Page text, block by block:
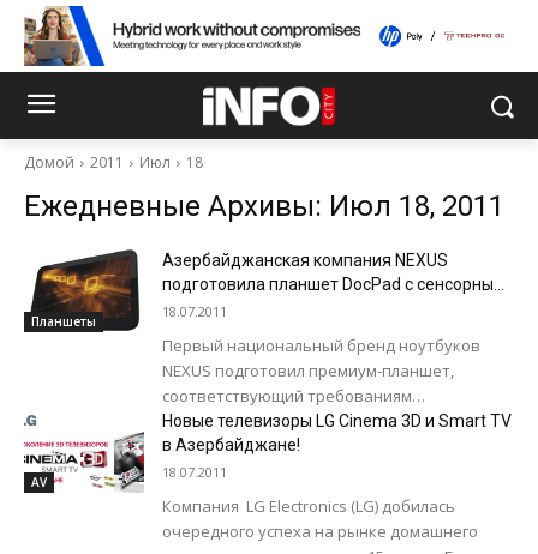
Домой 2011 Июл 18
Ежедневные Архивы: Июл 18, 2011
Планшеты
Азербайджанская компания NEXUS
подготовила планшет DocPad с сенсорным
экраном
18.07.2011
Первый национальный бренд ноутбуков
NEXUS подготовил премиум-планшет,
соответствующий требованиям
потребителей. Планшеты DocPad с
сенсорным экраном 11,6” HD Glare,
процессором İntel PieneView-M N450, ОЗУ
2GB,...
AV
Новые телевизоры LG Cinema 3D и Smart TV
в Азербайджане!
18.07.2011
Компания LG Еlectronics (LG) добилась
очередного успеха на рынке домашнего